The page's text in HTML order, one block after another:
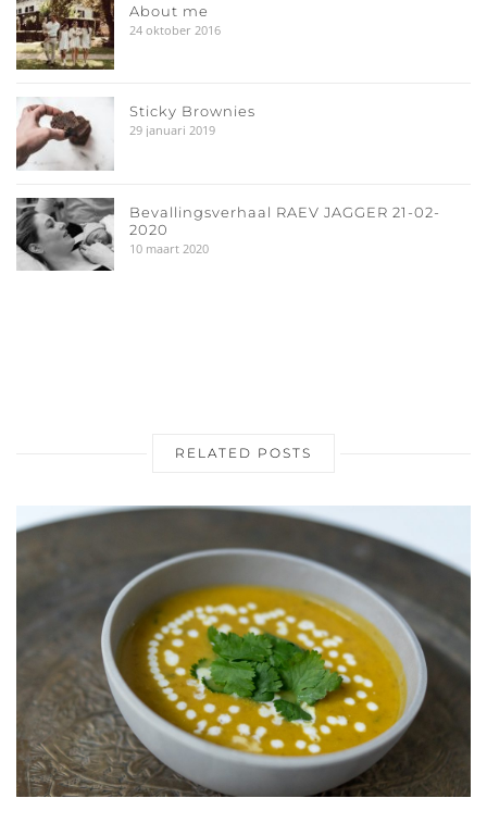
About me
24 oktober 2016
Sticky Brownies
29 januari 2019
Bevallingsverhaal RAEV JAGGER 21-02-
2020
10 maart 2020
RELATED POSTS